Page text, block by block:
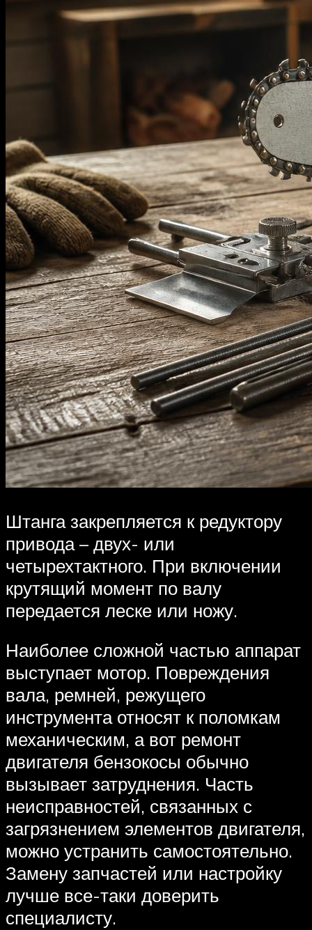
Штанга закрепляется к редуктору
привода – двух- или
четырехтактного. При включении
крутящий момент по валу
передается леске или ножу.
Наиболее сложной частью аппарат
выступает мотор. Повреждения
вала, ремней, режущего
инструмента относят к поломкам
механическим, а вот ремонт
двигателя бензокосы обычно
вызывает затруднения. Часть
неисправностей, связанных с
загрязнением элементов двигателя,
можно устранить самостоятельно.
Замену запчастей или настройку
лучше все-таки доверить
специалисту.